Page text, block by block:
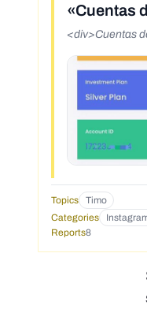
«Cuentas
<div>Cuentas
Topics Timo
Categories
Reports8